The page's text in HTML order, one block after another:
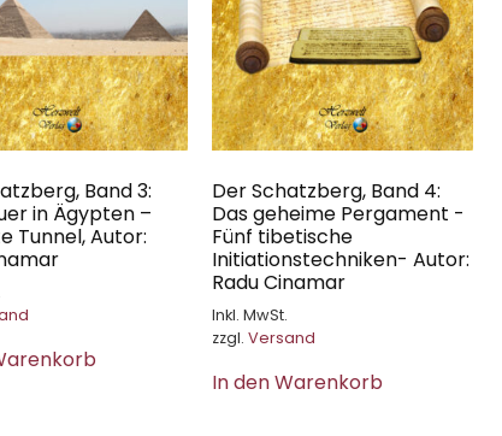
Band 3:
in Ägypten –
Tunnel, Autor:
Der Schatzberg, Band 4:
Das geheime Pergament -
Fünf tibetische
Initiationstechniken- Autor:
Radu Cinamar
Inkl. MwSt.
zzgl. Versand
In den Warenkorb